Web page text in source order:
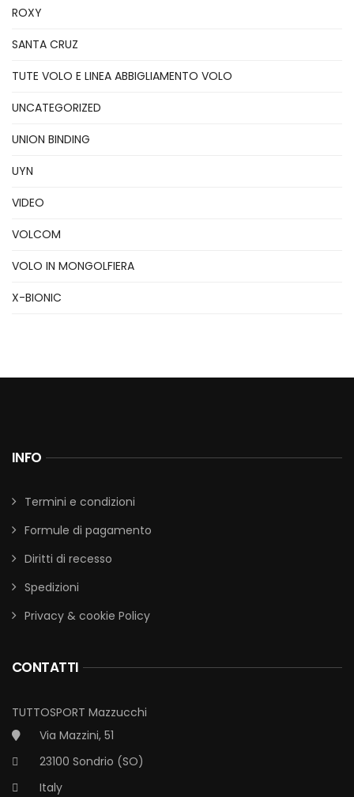
ROXY
SANTA CRUZ
TUTE VOLO E LINEA ABBIGLIAMENTO VOLO
UNCATEGORIZED
UNION BINDING
UYN
VIDEO
VOLCOM
VOLO IN MONGOLFIERA
X-BIONIC
INFO
Termini e condizioni
Formule di pagamento
Diritti di recesso
Spedizioni
Privacy & cookie Policy
CONTATTI
TUTTOSPORT Mazzucchi
Via Mazzini, 51
23100 Sondrio (SO)
Italy